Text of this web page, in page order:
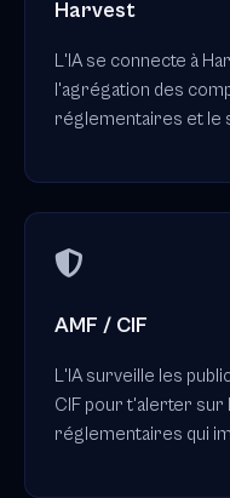
Harvest
L'IA se connecte à
l'agrégation des
réglementaires et le
AMF / CIF
L'IA surveille les
CIF pour t'alerter sur
réglementaires qui